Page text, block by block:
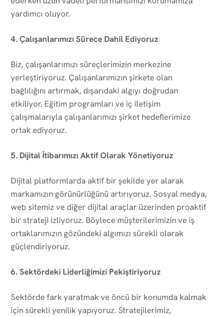
yardımcı oluyor.
4. Çalışanlarımızı Sürece Dahil Ediyoruz
Biz, çalışanlarımızı süreçlerimizin merkezine
yerleştiriyoruz. Çalışanlarımızın şirkete olan
bağlılığını artırmak, dışarıdaki algıyı doğrudan
etkiliyor. Eğitim programları ve iç iletişim
çalışmalarıyla çalışanlarımızı şirket hedeflerimize
ortak ediyoruz.
5. Dijital İtibarımızı Aktif Olarak Yönetiyoruz
Dijital platformlarda aktif bir şekilde yer alarak
markamızın görünürlüğünü artırıyoruz. Sosyal medya,
web sitemiz ve diğer dijital araçlar üzerinden proaktif
bir strateji izliyoruz. Böylece müşterilerimizin ve iş
ortaklarımızın gözündeki algımızı sürekli olarak
güçlendiriyoruz.
6. Sektördeki Liderliğimizi Pekiştiriyoruz
Sektörde fark yaratmak ve öncü bir konumda kalmak
için sürekli yenilik yapıyoruz. Stratejilerimiz,